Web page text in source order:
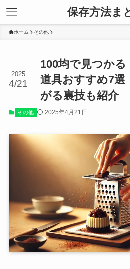
保存方法ま
ホーム その他
100均で見つか
道具おすすめ7選
がる裏技も紹介
2025
4/21
その他 2025年4月21日